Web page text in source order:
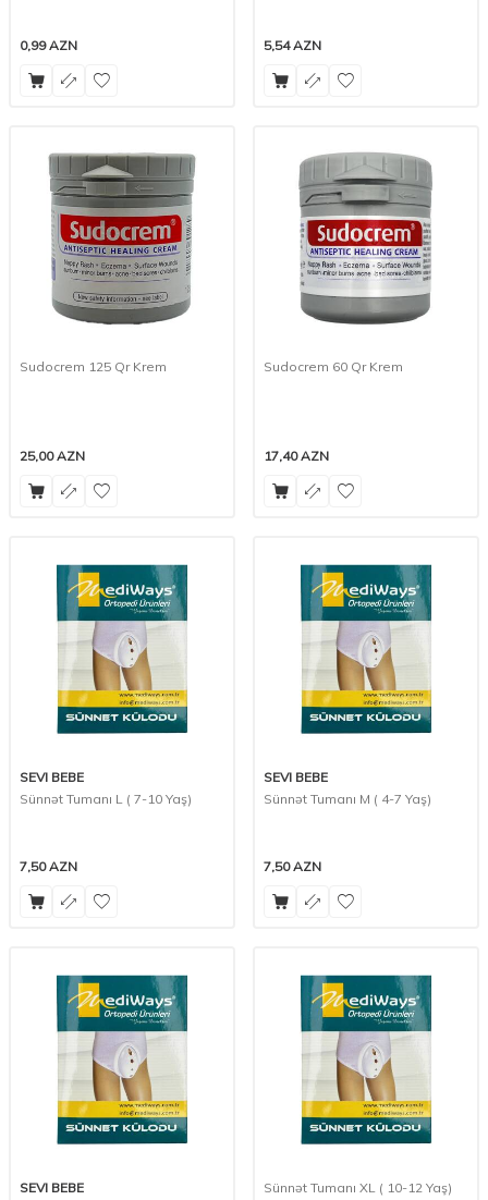
0,99AZN 5,54AZN
Sudocrem 125 Qr Krem
25,00AZN
Sudocrem 60 Qr Krem
17,40AZN
SEVI BEBE
Sünnət Tumanı L ( 7-10 Yaş)
7,50AZN
SEVI BEBE
Sünnət Tumanı M ( 4-7 Yaş)
7,50AZN
SEVI BEBE
Sünnət Tumanı XL ( 10-12 Yaş)